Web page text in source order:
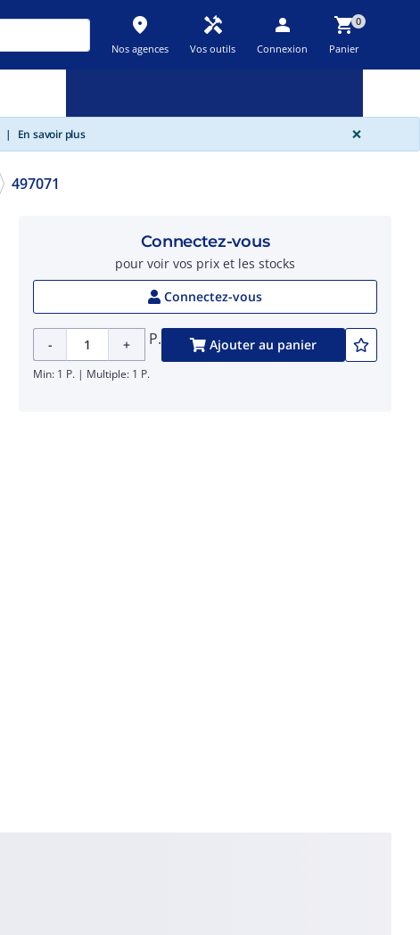
place
Nos agences
handyman
Vos outils
person
Connexion
shopping_cart0
Panier
| En savoir plus ×
497071
Connectez-vous
pour voir vos prix et les stocks
Connectez-vous
- + P. Ajouter au panier
Min: 1 P. | Multiple: 1 P.